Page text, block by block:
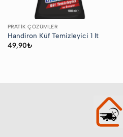
PRATIK ÇÖZÜMLER
Handiron Küf Temizleyici 1 lt
49,90₺